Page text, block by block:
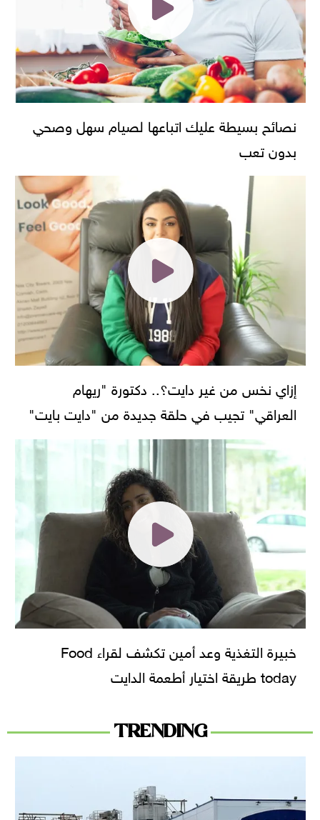
نصائح بسيطة عليك اتباعها لصيام سهل وصحي
بدون تعب
إزاي نخس من غير دايت؟.. دكتورة "ريهام
العراقي" تجيب في حلقة جديدة من "دايت بايت"
خبيرة التغذية وعد أمين تكشف لقراء Food
today طريقة اختيار أطعمة الدايت
TRENDING